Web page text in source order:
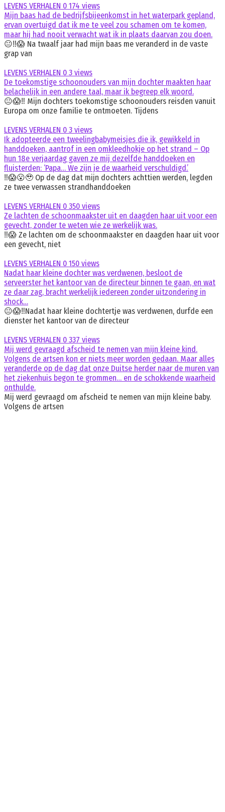
LEVENS VERHALEN 0 174 views
Mijn baas had de bedrijfsbijeenkomst in het waterpark gepland,
ervan overtuigd dat ik me te veel zou schamen om te komen,
maar hij had nooit verwacht wat ik in plaats daarvan zou doen.
😐‼️😱 Na twaalf jaar had mijn baas me veranderd in de vaste
grap van
LEVENS VERHALEN 0 3 views
De toekomstige schoonouders van mijn dochter maakten haar
belachelijk in een andere taal, maar ik begreep elk woord.
😐😱‼️ Mijn dochters toekomstige schoonouders reisden vanuit
Europa om onze familie te ontmoeten. Tijdens
LEVENS VERHALEN 0 3 views
Ik adopteerde een tweelingbabymeisjes die ik, gewikkeld in
handdoeken, aantrof in een omkleedhokje op het strand – Op
hun 18e verjaardag gaven ze mij dezelfde handdoeken en
fluisterden: ‘Papa… We zijn je de waarheid verschuldigd.’
‼️😱😮🥹 Op de dag dat mijn dochters achttien werden, legden
ze twee verwassen strandhanddoeken
LEVENS VERHALEN 0 350 views
Ze lachten de schoonmaakster uit en daagden haar uit voor een
gevecht, zonder te weten wie ze werkelijk was.
‼️😱 Ze lachten om de schoonmaakster en daagden haar uit voor
een gevecht, niet
LEVENS VERHALEN 0 150 views
Nadat haar kleine dochter was verdwenen, besloot de
serveerster het kantoor van de directeur binnen te gaan, en wat
ze daar zag, bracht werkelijk iedereen zonder uitzondering in
shock…
😐😱‼️Nadat haar kleine dochtertje was verdwenen, durfde een
dienster het kantoor van de directeur
LEVENS VERHALEN 0 337 views
Mij werd gevraagd afscheid te nemen van mijn kleine kind.
Volgens de artsen kon er niets meer worden gedaan. Maar alles
veranderde op de dag dat onze Duitse herder naar de muren van
het ziekenhuis begon te grommen… en de schokkende waarheid
onthulde.
Mij werd gevraagd om afscheid te nemen van mijn kleine baby.
Volgens de artsen